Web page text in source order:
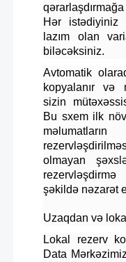
qərarlaşdırmağa
Hər istədiyiniz
lazım olan
biləcəksiniz.
Avtomatik
kopyalanır və
sizin
Bu sxem ilk
olmayan
şəkildə nəzarət
Uzaqdan və
Lokal rezerv
Data